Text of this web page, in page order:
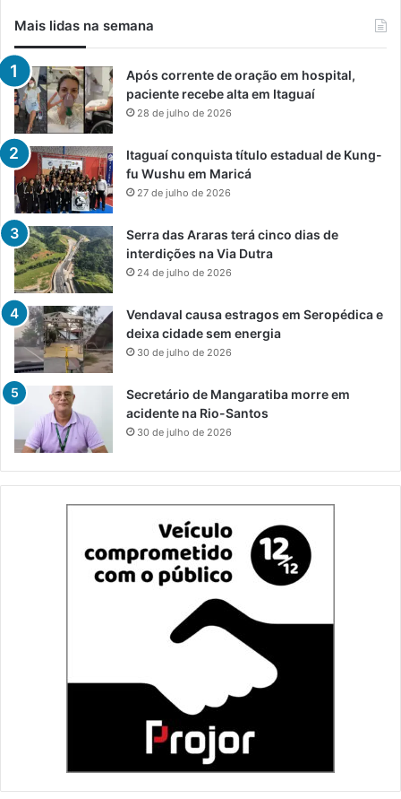
Mais lidas na semana
Após corrente de oração em hospital,
paciente recebe alta em Itaguaí
28 de julho de 2026
Itaguaí conquista título estadual de Kung-
fu Wushu em Maricá
27 de julho de 2026
Serra das Araras terá cinco dias de
interdições na Via Dutra
24 de julho de 2026
Vendaval causa estragos em Seropédica e
deixa cidade sem energia
30 de julho de 2026
Secretário de Mangaratiba morre em
acidente na Rio-Santos
30 de julho de 2026